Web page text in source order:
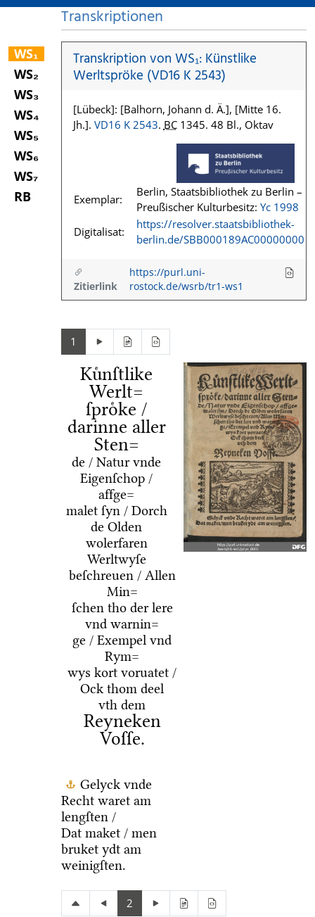
WS₁
WS₂
WS₃
WS₄
WS₅
WS₆
WS₇
RB
Transkriptionen
Transkription von WS₁: Künstlike
Werltspröke (VD16 K 2543)
[Lübeck]: [Balhorn, Johann d. Ä.], [Mitte 16.
Jh.]. VD16 K 2543. BC1345. 48 Bl., Oktav
Exemplar:
Berlin, Staatsbibliothek zu Berlin –
Preußischer Kulturbesitz: Yc 1998
Digitalisat:
https://resolver.staatsbibliothek-
berlin.de/SBB000189AC00000000
Zitierlink
https://purl.uni-
rostock.de/wsrb/tr1-ws1
1
Kuͤnſtlike
Werlt=
ſproͤke /
darinne aller
Sten=
de / Natur vnde
Eigenſchop /
affge=
malet ſyn / Dorch
de Olden
wolerfaren
Werltwyſe
beſchreuen / Allen
Min=
ſchen tho der lere
vnd warnin=
ge / Exempel vnd
Rym=
wys kort voruatet /
Ock thom deel
vth dem
Reyneken
Voſſe.
Gelyck vnde
Recht waret am
lengſten /
Dat maket / men
bruket ydt am
weinigſten.
2